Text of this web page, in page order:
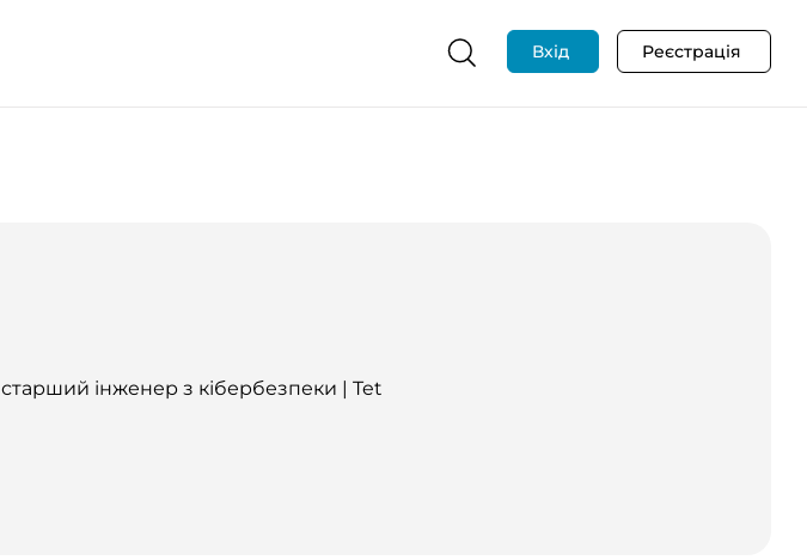
Вхід Реєстрація
старший інженер з кібербезпеки | Tet